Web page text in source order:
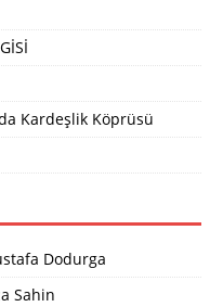
Kardeşlik Köprüsü
Dodurga
Sahin